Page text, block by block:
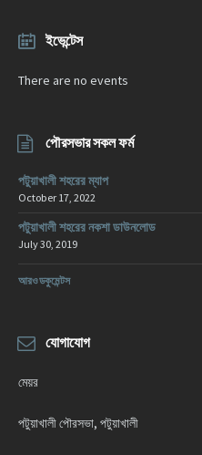
ইভেন্টেস
There are no events
পৌরসভার সকল ফর্ম
পটুয়াখালী শহরের ম্যাপ
October 17, 2022
পটুয়াখালী শহরের নকশা ডাউনলোড
July 30, 2019
আরও ডকুমেন্টস
যোগাযোগ
মেয়র
পটুয়াখালী পৌরসভা, পটুয়াখালী